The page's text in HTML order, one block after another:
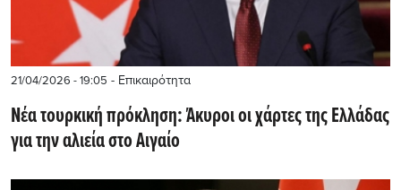
21/04/2026 - 19:05 - Επικαιρότητα
Νέα τουρκική πρόκληση: Άκυροι οι χάρτες της Ελλάδας
για την αλιεία στο Αιγαίο